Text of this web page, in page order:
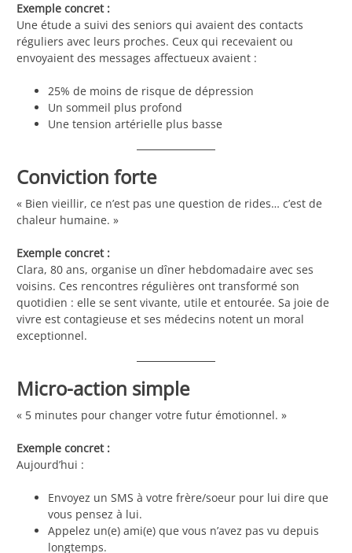
Exemple concret :
Une étude a suivi des seniors qui avaient des contacts
réguliers avec leurs proches. Ceux qui recevaient ou
envoyaient des messages affectueux avaient :
25% de moins de risque de dépression
Un sommeil plus profond
Une tension artérielle plus basse
Conviction forte
« Bien vieillir, ce n’est pas une question de rides… c’est de
chaleur humaine. »
Exemple concret :
Clara, 80 ans, organise un dîner hebdomadaire avec ses
voisins. Ces rencontres régulières ont transformé son
quotidien : elle se sent vivante, utile et entourée. Sa joie de
vivre est contagieuse et ses médecins notent un moral
exceptionnel.
Micro-action simple
« 5 minutes pour changer votre futur émotionnel. »
Exemple concret :
Aujourd’hui :
Envoyez un SMS à votre frère/soeur pour lui dire que
vous pensez à lui.
Appelez un(e) ami(e) que vous n’avez pas vu depuis
longtemps.